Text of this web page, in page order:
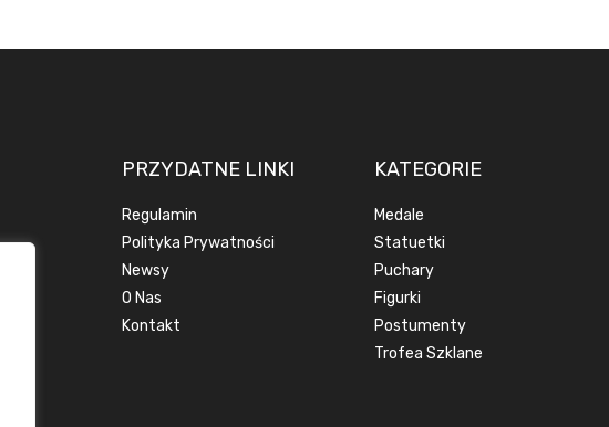
PRZYDATNE LINKI
Regulamin
Polityka Prywatności
Newsy
O Nas
Kontakt
KATEGORIE
Medale
Statuetki
Puchary
Figurki
Postumenty
Trofea Szklane